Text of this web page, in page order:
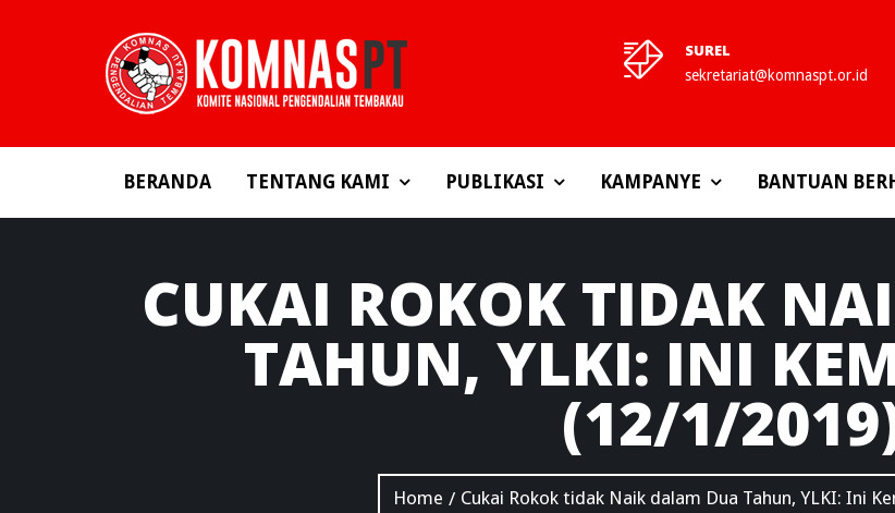
SUREL
sekretariat@komnaspt.or.id
BERANDA TENTANG KAMI PUBLIKASI KAMPANYE BANTUAN
CUKAI ROKOK TIDAK
TAHUN, YLKI: INI
(12/1/
Home / Cukai Rokok tidak Naik dalam Dua Tahun, YLKI: Ini